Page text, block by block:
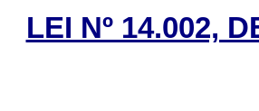
LEI Nº 14.002,